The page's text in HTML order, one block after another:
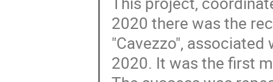
2020 there was the
"Cavezzo",
2020. It was the first